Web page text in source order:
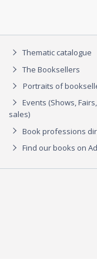
Thematic catalogue
The Booksellers
Portraits of
Events (Shows,
sales)
Book professions
Find our books on